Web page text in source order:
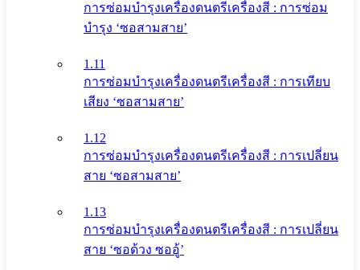
การซ่อมบำรุงเครื่องดนตรีเครื่องสี : การซ่อม
บำรุง ‘ซอสามสาย’
1.11
การซ่อมบำรุงเครื่องดนตรีเครื่องสี : การเทียบ
เสียง ‘ซอสามสาย’
1.12
การซ่อมบำรุงเครื่องดนตรีเครื่องสี : การเปลี่ยน
สาย ‘ซอสามสาย’
1.13
การซ่อมบำรุงเครื่องดนตรีเครื่องสี : การเปลี่ยน
สาย ‘ซอด้วง ซออู้’